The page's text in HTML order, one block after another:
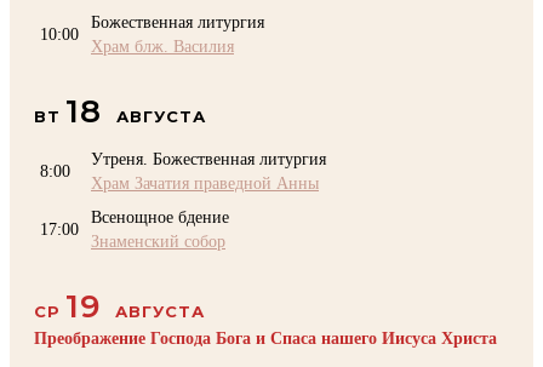
10:00
Божественная литургия
Храм блж. Василия
ВТ 18 АВГУСТА
8:00
Утреня. Божественная литургия
Храм Зачатия праведной Анны
17:00
Всенощное бдение
Знаменский собор
СР 19
АВГУСТА
Преображение Господа Бога и Спаса нашего Иисуса Христа